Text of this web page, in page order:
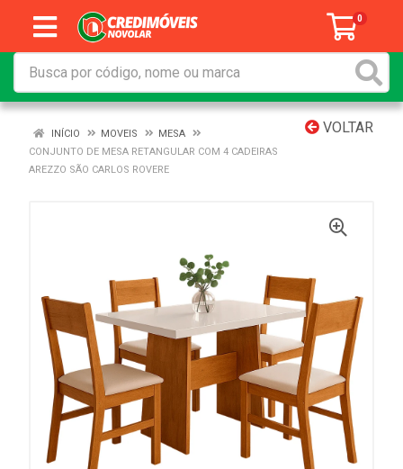
0
VOLTAR
INÍCIO MOVEIS
MESA
CONJUNTO DE MESA RETANGULAR COM 4 CADEIRAS
AREZZO SÃO CARLOS ROVERE